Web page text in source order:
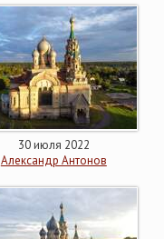
30 июля 2022
Александр Антонов